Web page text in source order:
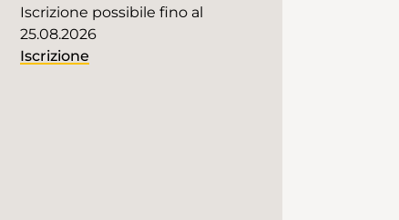
Iscrizione possibile fino al
25.08.2026
Iscrizione